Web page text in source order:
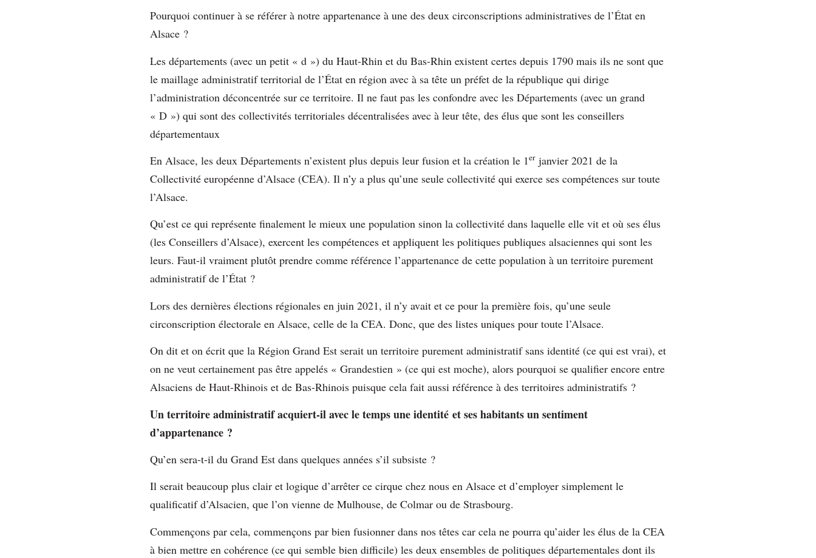
Pourquoi continuer à se référer à notre appartenance à une des deux circonscriptions administratives de l’État en
Alsace ?
Les départements (avec un petit « d ») du Haut-Rhin et du Bas-Rhin existent certes depuis 1790 mais ils ne sont que
le maillage administratif territorial de l’État en région avec à sa tête un préfet de la république qui dirige
l’administration déconcentrée sur ce territoire. Il ne faut pas les confondre avec les Départements (avec un grand
« D ») qui sont des collectivités territoriales décentralisées avec à leur tête, des élus que sont les conseillers
départementaux
En Alsace, les deux Départements n’existent plus depuis leur fusion et la création le 1er janvier 2021 de la
Collectivité européenne d’Alsace (CEA). Il n’y a plus qu’une seule collectivité qui exerce ses compétences sur toute
l’Alsace.
Qu’est ce qui représente finalement le mieux une population sinon la collectivité dans laquelle elle vit et où ses élus
(les Conseillers d’Alsace), exercent les compétences et appliquent les politiques publiques alsaciennes qui sont les
leurs. Faut-il vraiment plutôt prendre comme référence l’appartenance de cette population à un territoire purement
administratif de l’État ?
Lors des dernières élections régionales en juin 2021, il n’y avait et ce pour la première fois, qu’une seule
circonscription électorale en Alsace, celle de la CEA. Donc, que des listes uniques pour toute l’Alsace.
On dit et on écrit que la Région Grand Est serait un territoire purement administratif sans identité (ce qui est vrai), et
on ne veut certainement pas être appelés « Grandestien » (ce qui est moche), alors pourquoi se qualifier encore entre
Alsaciens de Haut-Rhinois et de Bas-Rhinois puisque cela fait aussi référence à des territoires administratifs ?
Un territoire administratif acquiert-il avec le temps une identité et ses habitants un sentiment
d’appartenance ?
Qu’en sera-t-il du Grand Est dans quelques années s’il subsiste ?
Il serait beaucoup plus clair et logique d’arrêter ce cirque chez nous en Alsace et d’employer simplement le
qualificatif d’Alsacien, que l’on vienne de Mulhouse, de Colmar ou de Strasbourg.
Commençons par cela, commençons par bien fusionner dans nos têtes car cela ne pourra qu’aider les élus de la CEA
à bien mettre en cohérence (ce qui semble bien difficile) les deux ensembles de politiques départementales dont ils